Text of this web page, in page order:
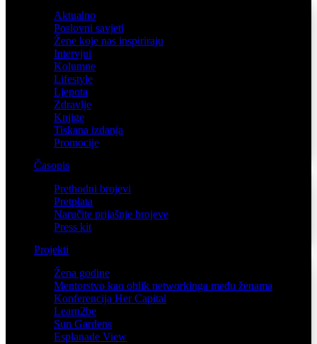
Aktualno
Poslovni savjeti
Žene koje nas inspiriraju
Intervjui
Kolumne
Lifestyle
Ljepota
Zdravlje
Knjige
Tiskana izdanja
Promocije
Časopis
Prethodni brojevi
Pretplata
Naručite prijašnje brojeve
Press kit
Projekti
Žena godine
Mentorstvo kao oblik networkinga među ženama
Konferencija Her Capital
Learn2be
Sun Gardens
Esplanade View